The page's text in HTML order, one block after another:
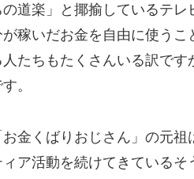
の道楽」と揶揄しているテ
稼いだお金を自由に使う
人たちもたくさんいる訳で
。
金くばりおじさん」の元
ア活動を続けてきているそ